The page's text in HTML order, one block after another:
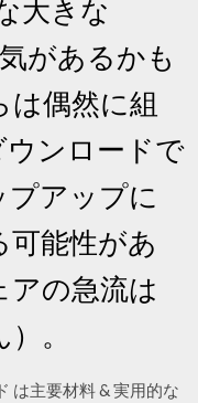
大きな
があるかも
は偶然に組
ンロードで
アップに
能性があ
アの急流は
。
は主要材料 & 実用的な